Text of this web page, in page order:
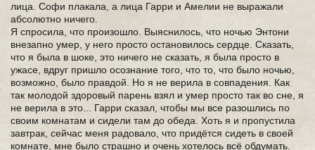
лица. Софи плакала, а лица Гарри и Амелии не выражали
абсолютно ничего.
Я спросила, что произошло. Выяснилось, что ночью Энтони
внезапно умер, у него просто остановилось сердце. Сказать,
что я была в шоке, это ничего не сказать, я была просто в
ужасе, вдруг пришло осознание того, что то, что было ночью,
возможно, было правдой. Но я не верила в совпадения. Как
так молодой здоровый парень взял и умер просто так во сне, я
не верила в это... Гарри сказал, чтобы мы все разошлись по
своим комнатам и сидели там до обеда. Хоть я и пропустила
завтрак, сейчас меня радовало, что придётся сидеть в своей
комнате, мне было страшно и очень хотелось всё обдумать.